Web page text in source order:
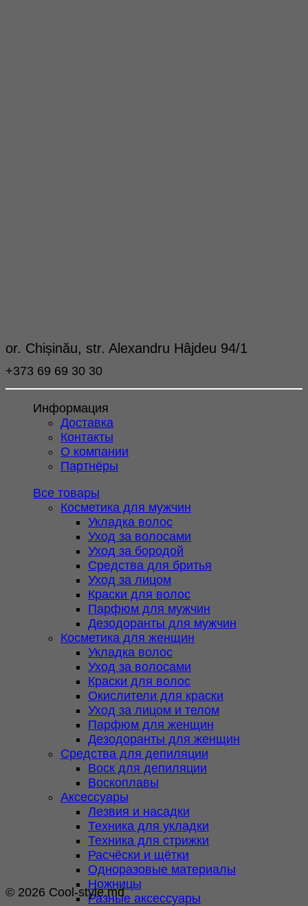
or. Chișinău, str. Alexandru Hâjdeu 94/1
+373 69 69 30 30
Информация
Доставка
Контакты
О компании
Партнёры
Все товары
Косметика для мужчин
Укладка волос
Уход за волосами
Уход за бородой
Средства для бритья
Уход за лицом
Краски для волос
Парфюм для мужчин
Дезодоранты для мужчин
Косметика для женщин
Укладка волос
Уход за волосами
Краски для волос
Окислители для краски
Уход за лицом и телом
Парфюм для женщин
Дезодоранты для женщин
Средства для депиляции
Воск для депиляции
Воскоплавы
Аксессуары
Лезвия и насадки
Техника для укладки
Техника для стрижки
Расчёски и щётки
Одноразовые материалы
Ножницы
Разные аксессуары
© 2026 Cool-style.md